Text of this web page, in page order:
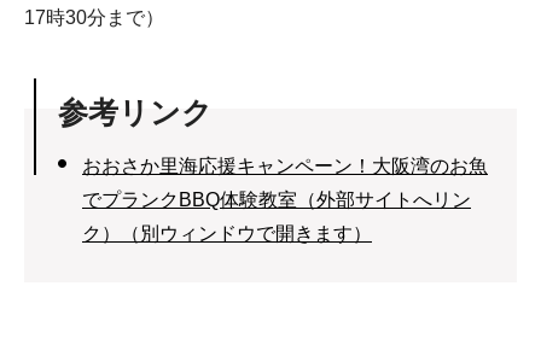
17時30分まで）
参考リンク
おおさか里海応援キャンペーン！大阪湾のお魚
でプランクBBQ体験教室（外部サイトへリン
ク）（別ウィンドウで開きます）